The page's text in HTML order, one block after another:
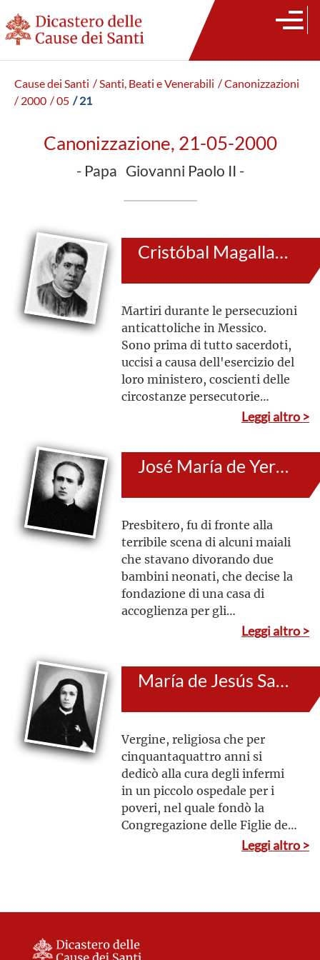
Cause dei Santi / Santi, Beati e Venerabili / Canonizzazioni
/ 2000 / 05 / 21
Canonizzazione, 21-05-2000
- Papa Giovanni Paolo II -
Cristóbal Magallanes e 24 Compagni
Martiri durante le persecuzioni
anticattoliche in Messico.
Sono prima di tutto sacerdoti,
uccisi a causa dell'esercizio del
loro ministero, coscienti delle
circostanze persecutorie
contro la Chiesa del Messico. Ci
impegnati nel lavoro pastorale
accompagnato nell'esercizio
durante la loro vita, e nel
sacrificio supremo della morte
Leggi altro >
José María de Yermo y Parres
Presbitero, fu di fronte alla
terribile scena di alcuni maiali
che stavano divorando due
bambini neonati, che decise la
fondazione di una casa di
accoglienza per gli
abbandonati e bisognosi: la
Poveri, con il compito,
bisognosi nelle necessità
Leggi altro >
María de Jesús Sacramentado Venegas de la Torre
Vergine, religiosa che per
cinquantaquattro anni si
dedicò alla cura degli infermi
in un piccolo ospedale per i
poveri, nel quale fondò la
Congregazione delle Figlie del
Sacro Cuore di Gesù; Si
persone in genere; aveva un
comportarsi con i vescovi e i
Leggi altro >